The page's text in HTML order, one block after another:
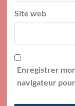
Site web
Enregistrer
navigateur